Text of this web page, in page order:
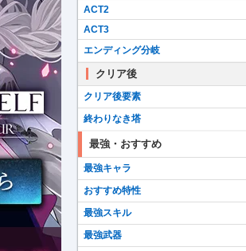
ACT2
ACT3
エンディング分岐
クリア後
クリア後要素
終わりなき塔
最強・おすすめ
最強キャラ
おすすめ特性
最強スキル
最強武器